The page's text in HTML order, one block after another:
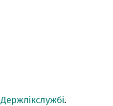
Держлікслужбі.